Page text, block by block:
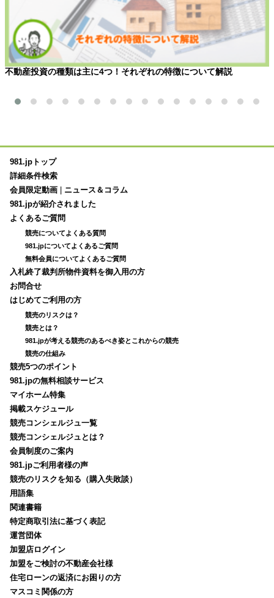
不動産投資の種類は主に4つ！それぞれの特徴について解説
981.jpトップ
詳細条件検索
会員限定動画
ニュース＆コラム
981.jpが紹介されました
よくあるご質問
競売についてよくある質問
981.jpについてよくあるご質問
無料会員についてよくあるご質問
入札終了裁判所物件資料を御入用の方
お問合せ
はじめてご利用の方
競売のリスクは？
競売とは？
981.jpが考える競売のあるべき姿とこれからの競売
競売の仕組み
競売5つのポイント
981.jpの無料相談サービス
マイホーム特集
掲載スケジュール
競売コンシェルジュ一覧
競売コンシェルジュとは？
会員制度のご案内
981.jpご利用者様の声
競売のリスクを知る（購入失敗談）
用語集
関連書籍
特定商取引法に基づく表記
運営団体
加盟店ログイン
加盟をご検討の不動産会社様
住宅ローンの返済にお困りの方
マスコミ関係の方